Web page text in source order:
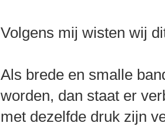
Volgens mij wisten wij
Als brede en smalle
worden, dan staat er
met dezelfde druk zijn